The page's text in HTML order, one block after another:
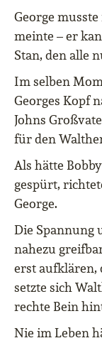
George
meinte – er
Stan, den alle
Im selben
Georges Kopf
Johns
für den
Als hätte
gespürt,
George.
Die Spannung
nahezu
erst aufklären,
setzte sich
rechte Bein
Nie im Leben